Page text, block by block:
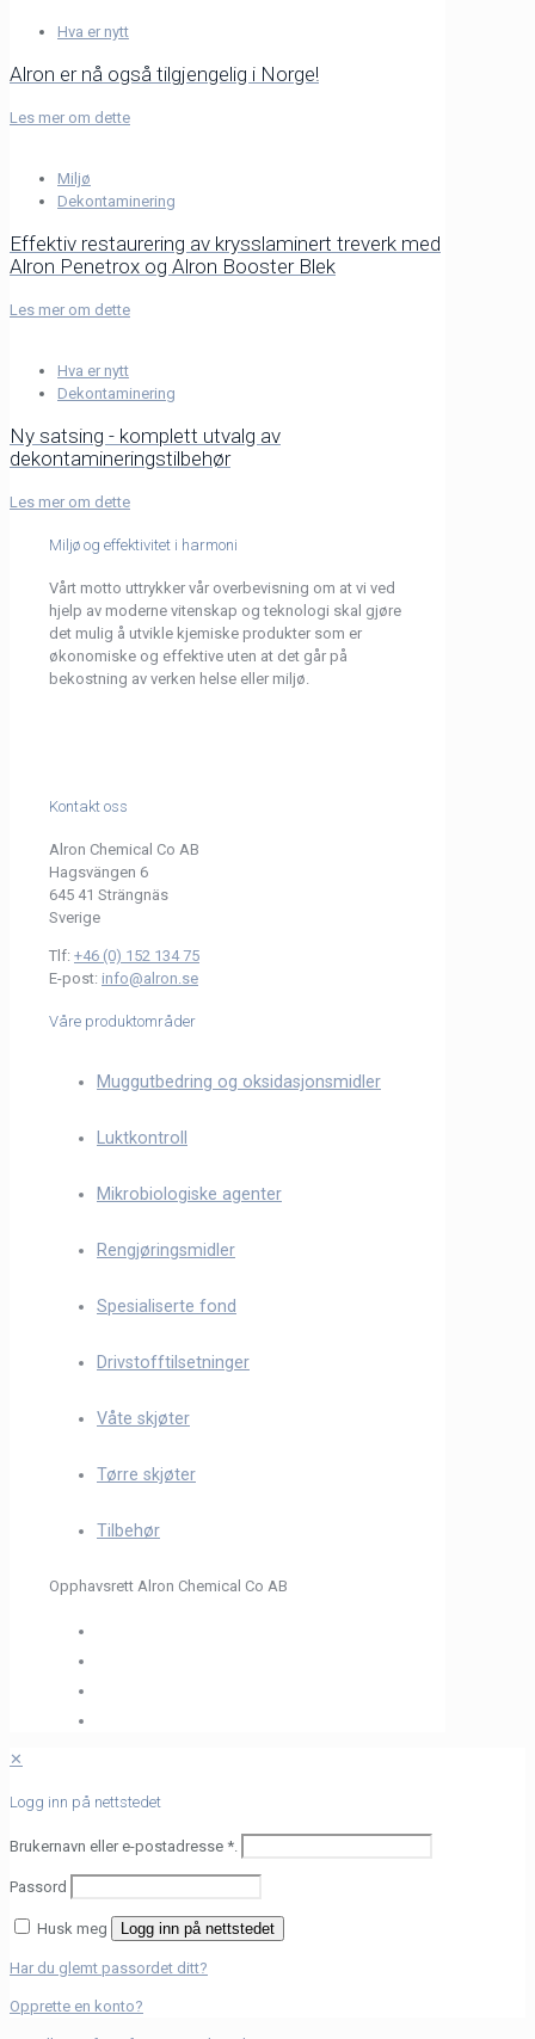
Hva er nytt
Alron er nå også tilgjengelig i Norge!
Les mer om dette
Miljø
Dekontaminering
Effektiv restaurering av krysslaminert treverk med
Alron Penetrox og Alron Booster Blek
Les mer om dette
Hva er nytt
Dekontaminering
Ny satsing - komplett utvalg av
dekontamineringstilbehør
Les mer om dette
Miljø og effektivitet i harmoni
Vårt motto uttrykker vår overbevisning om at vi ved
hjelp av moderne vitenskap og teknologi skal gjøre
det mulig å utvikle kjemiske produkter som er
økonomiske og effektive uten at det går på
bekostning av verken helse eller miljø.
Kontakt oss
Alron Chemical Co AB
Hagsvängen 6
645 41 Strängnäs
Sverige
Tlf: +46 (0) 152 134 75
E-post: info@alron.se
Våre produktområder
Muggutbedring og oksidasjonsmidler
Luktkontroll
Mikrobiologiske agenter
Rengjøringsmidler
Spesialiserte fond
Drivstofftilsetninger
Våte skjøter
Tørre skjøter
Tilbehør
Opphavsrett Alron Chemical Co AB
✕
Logg inn på nettstedet
Brukernavn eller e-postadresse *.
Passord
Husk meg Logg inn på nettstedet
Har du glemt passordet ditt?
Opprette en konto?